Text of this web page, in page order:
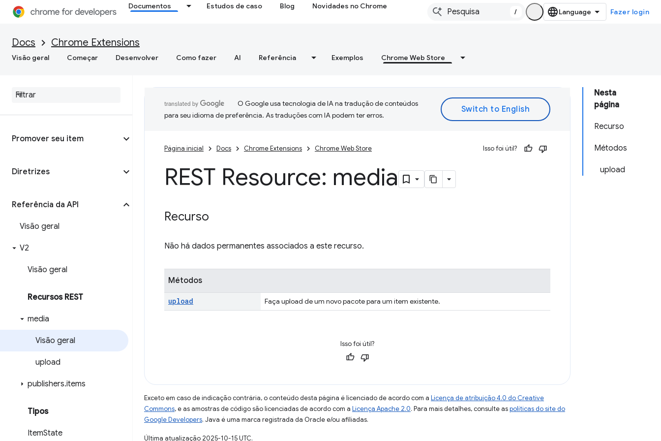
Documentos Estudos de caso Blog Novidades no Chrome
/ Fazer login
Docs Chrome Extensions
Visão geral Começar Desenvolver Como fazer AI Referência Exemplos Chrome Web Store
Antes da publicação
Promover seu item
Diretrizes
Referência da API
Visão geral
V2
Visão geral
Recursos REST
media
Visão geral
upload
publishers.items
Tipos
ItemState
Nesta
página
Recurso
Métodos
upload
O Google usa tecnologia de IA na tradução de conteúdos
para seu idioma de preferência. As traduções com IA podem ter erros.
Página inicial Docs Chrome Extensions Chrome Web Store Isso foi útil?
REST Resource: media
Recurso
Não há dados permanentes associados a este recurso.
Métodos
upload Faça upload de um novo pacote para um item existente.
Isso foi útil?
Exceto em caso de indicação contrária, o conteúdo desta página é licenciado de acordo com a Licença de atribuição 4.0 do Creative
Commons, e as amostras de código são licenciadas de acordo com a Licença Apache 2.0. Para mais detalhes, consulte aspolíticas do site do
Google Developers. Java é uma marca registrada da Oracle e/ou afiliadas.
Última atualização 2025-10-15 UTC.